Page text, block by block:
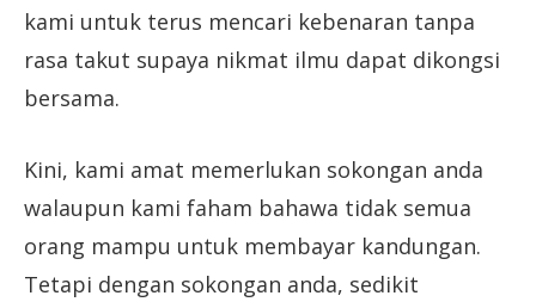
kami untuk terus mencari kebenaran tanpa
rasa takut supaya nikmat ilmu dapat dikongsi
bersama.
Kini, kami amat memerlukan sokongan anda
walaupun kami faham bahawa tidak semua
orang mampu untuk membayar kandungan.
Tetapi dengan sokongan anda, sedikit